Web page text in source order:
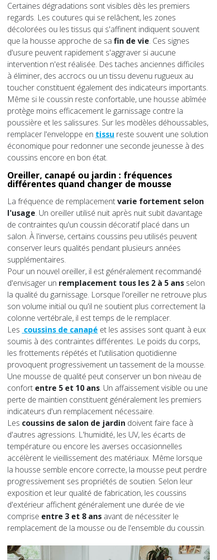
Certaines dégradations sont visibles dès les premiers
regards. Les coutures qui se relâchent, les zones
décolorées ou les tissus qui s'affinent indiquent souvent
que la housse approche de sa fin de vie. Ces signes
d'usure peuvent rapidement s'aggraver si aucune
intervention n'est réalisée. Des taches anciennes difficiles
à éliminer, des accrocs ou un tissu devenu rugueux au
toucher constituent également des indicateurs importants.
Même si le coussin reste confortable, une housse abîmée
protège moins efficacement le garnissage contre la
poussière et les salissures. Sur les modèles déhoussables,
remplacer l'enveloppe en tissu reste souvent une solution
économique pour redonner une seconde jeunesse à des
coussins encore en bon état.
Oreiller, canapé ou jardin : fréquences
différentes quand changer de mousse
La fréquence de remplacementvarie fortement selon
l'usage. Un oreiller utilisé nuit après nuit subit davantage
de contraintes qu'un coussin décoratif placé dans un
salon. À l'inverse, certains coussins peu utilisés peuvent
conserver leurs qualités pendant plusieurs années
supplémentaires.
Pour un nouvel oreiller, il est généralement recommandé
d'envisager un remplacement tous les 2 à 5 ans selon
la qualité du garnissage. Lorsque l'oreiller ne retrouve plus
son volume initial ou qu'il ne soutient plus correctement la
colonne vertébrale, il est temps de le remplacer.
Les coussins de canapé et les assises sont quant à eux
soumis à des contraintes différentes. Le poids du corps,
les frottements répétés et l'utilisation quotidienne
provoquent progressivement un tassement de la mousse.
Une mousse de qualité peut conserver un bon niveau de
confort entre 5 et 10 ans. Un affaissement visible ou une
perte de maintien constituent généralement les premiers
indicateurs d'un remplacement nécessaire.
Les coussins de salon de jardin doivent faire face à
d'autres agressions. L'humidité, les UV, les écarts de
température ou encore les averses occasionnelles
accélèrent le vieillissement des matériaux. Même lorsque
la housse semble encore correcte, la mousse peut perdre
progressivement ses propriétés de soutien. Selon leur
exposition et leur qualité de fabrication, les coussins
d'extérieur affichent généralement une durée de vie
comprise entre 3 et 8 ans avant de nécessiter le
remplacement de la mousse ou de l'ensemble du coussin.